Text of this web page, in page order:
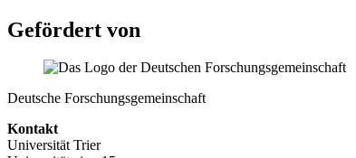
Gefördert von
Deutsche Forschungsgemeinschaft
Kontakt
Universität Trier